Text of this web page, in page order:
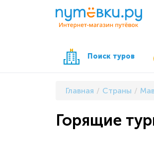
Поиск туров
Главная Страны
Горящие